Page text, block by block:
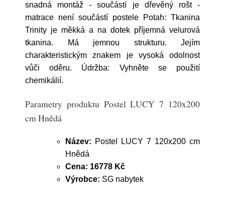
snadná montáž - součástí je dřevěný rošt -
matrace není součástí postele Potah: Tkanina
Trinity je měkká a na dotek příjemná velurová
tkanina. Má jemnou strukturu. Jejím
charakteristickým znakem je vysoká odolnost
vůči oděru. Údržba: Vyhněte se použití
chemikálií.
Parametry produktu Postel LUCY 7 120x200
cm Hnědá
Název: Postel LUCY 7 120x200 cm
Hnědá
Cena: 16778 Kč
Výrobce: SG nabytek